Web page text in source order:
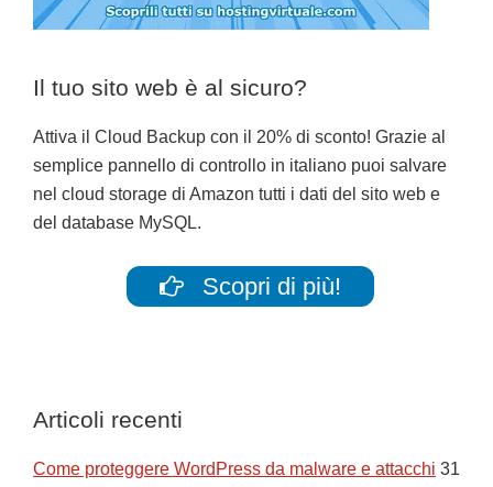
Il tuo sito web è al sicuro?
Attiva il Cloud Backup con il 20% di sconto! Grazie al
semplice pannello di controllo in italiano puoi salvare
nel cloud storage di Amazon tutti i dati del sito web e
del database MySQL.
Scopri di più!
Articoli recenti
Come proteggere WordPress da malware e attacchi 31